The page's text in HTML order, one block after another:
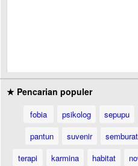
★ Pencarian populer
fobia psikolog sepupu
pantun
suvenir semburat
terapi
karmina habitat